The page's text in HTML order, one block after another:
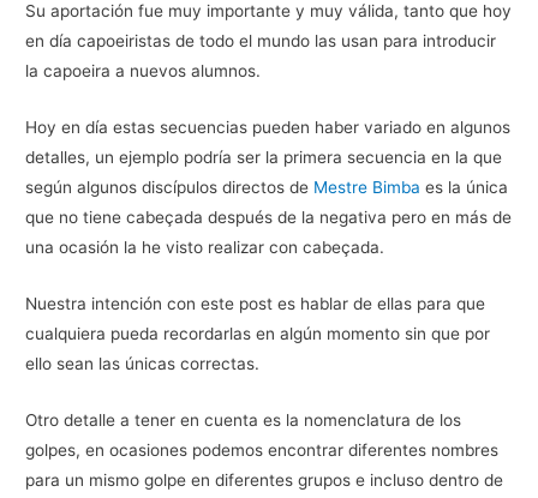
Su aportación fue muy importante y muy válida, tanto que hoy
en día capoeiristas de todo el mundo las usan para introducir
la capoeira a nuevos alumnos.
Hoy en día estas secuencias pueden haber variado en algunos
detalles, un ejemplo podría ser la primera secuencia en la que
según algunos discípulos directos de Mestre Bimba es la única
que no tiene cabeçada después de la negativa pero en más de
una ocasión la he visto realizar con cabeçada.
Nuestra intención con este post es hablar de ellas para que
cualquiera pueda recordarlas en algún momento sin que por
ello sean las únicas correctas.
Otro detalle a tener en cuenta es la nomenclatura de los
golpes, en ocasiones podemos encontrar diferentes nombres
para un mismo golpe en diferentes grupos e incluso dentro de